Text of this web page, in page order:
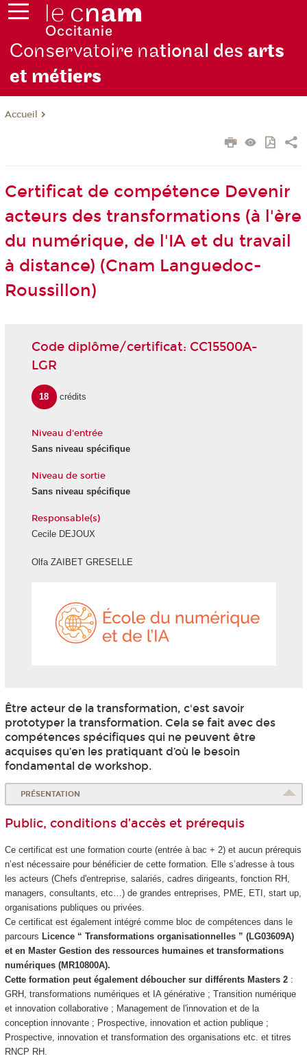
Conservatoire national des arts
et métiers
Accueil
Certificat de compétence Devenir
acteurs des transformations (à l'ère
du numérique, de l'IA et du travail
à distance) (Cnam Languedoc-
Roussillon)
Code diplôme/certificat: CC15500A-
LGR
18 crédits
Niveau d'entrée
Sans niveau spécifique
Niveau de sortie
Sans niveau spécifique
Responsable(s)
Cecile DEJOUX
Olfa ZAIBET GRESELLE
Être acteur de la transformation, c'est savoir
prototyper la transformation. Cela se fait avec des
compétences spécifiques qui ne peuvent être
acquises qu’en les pratiquant d’où le besoin
fondamental de workshop.
PRÉSENTATION
Public, conditions d’accès et prérequis
Ce certificat est une formation courte (entrée à bac + 2) et aucun prérequis
n’est nécessaire pour bénéficier de cette formation. Elle s’adresse à tous
les acteurs (Chefs d'entreprise, salariés, cadres dirigeants, fonction RH,
managers, consultants, etc…) de grandes entreprises, PME, ETI, start up,
organisations publiques ou privées.
Ce certificat est également intégré comme bloc de compétences dans le
parcours Licence “ Transformations organisationnelles ” (LG03609A)
et en Master Gestion des ressources humaines et transformations
numériques (MR10800A).
Cette formation peut également déboucher sur différents Masters 2 :
GRH, transformations numériques et IA générative ; Transition numérique
et innovation collaborative ; Management de l'innovation et de la
conception innovante ; Prospective, innovation et action publique ;
Prospective, innovation et transformation des organisations etc. et titres
RNCP RH.